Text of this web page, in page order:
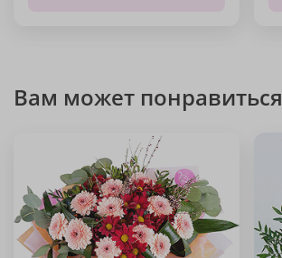
Вам может понравиться